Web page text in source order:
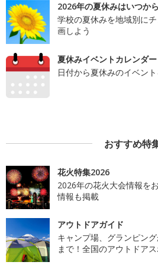
2026年の夏休みはいつか
学校の夏休みを地域別に
画しよう
夏休みイベントカレンダー
日付から夏休みのイベン
おすすめ特
花火特集2026
2026年の花火大会情報を
情報も掲載
アウトドアガイド
キャンプ場、グランピン
まで！全国のアウトドア